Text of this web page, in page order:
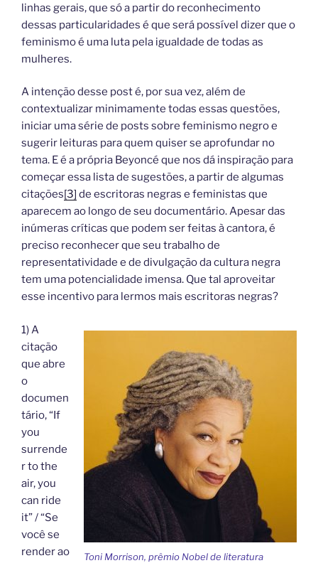
linhas gerais, que só a partir do reconhecimento
dessas particularidades é que será possível dizer que o
feminismo é uma luta pela igualdade de todas as
mulheres.
A intenção desse post é, por sua vez, além de
contextualizar minimamente todas essas questões,
iniciar uma série de posts sobre feminismo negro e
sugerir leituras para quem quiser se aprofundar no
tema. E é a própria Beyoncé que nos dá inspiração para
começar essa lista de sugestões, a partir de algumas
citações[3] de escritoras negras e feministas que
aparecem ao longo de seu documentário. Apesar das
inúmeras críticas que podem ser feitas à cantora, é
preciso reconhecer que seu trabalho de
representatividade e de divulgação da cultura negra
tem uma potencialidade imensa. Que tal aproveitar
esse incentivo para lermos mais escritoras negras?
Toni Morrison, prêmio Nobel de literatura
1) A
citação
que abre
o
documen
tário, “If
you
surrende
r to the
air, you
can ride
it” / “Se
você se
render ao